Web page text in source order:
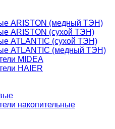
ARISTON (медный ТЭН)
ARISTON (сухой ТЭН)
ATLANTIC (сухой ТЭН)
ATLANTIC (медный ТЭН)
MIDEA
HAIER
накопительные